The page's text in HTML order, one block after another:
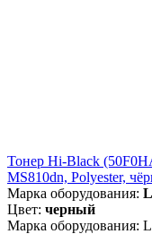
Тонер Hi-Black
MS810dn, Polyester,
Марка оборудования:
Цвет: черный
Марка оборудования: